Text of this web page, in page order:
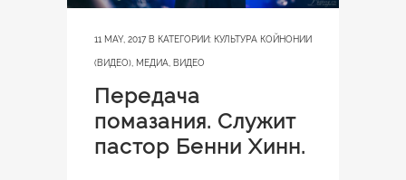
11 MAY, 2017 В КАТЕГОРИИ: КУЛЬТУРА КОЙНОНИИ
(ВИДЕО) МЕДИА ВИДЕО
Передача
помазания. Служит
пастор Бенни Хинн.